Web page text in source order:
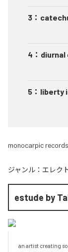
3 ：
4 ： diurnal
5 ： liberty
monocarpic records
ジャンル： エレク
estude by
an artist creating